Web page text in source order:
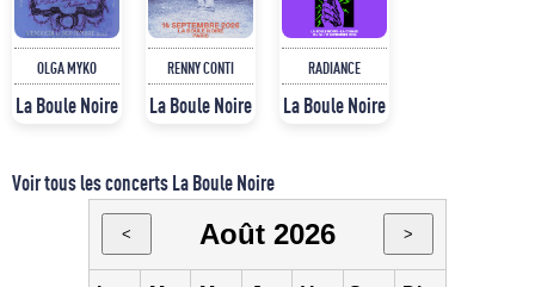
OLGA MYKO
La Boule Noire
RENNY CONTI
La Boule Noire
RADIANCE
La Boule Noire
Voir tous les concerts La Boule Noire
< Août 2026 >